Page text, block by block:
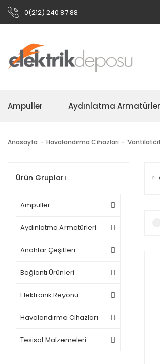
0(212) 240 87 88
Ampuller Aydınlatma
Anasayfa Havalandırma Cihazları
Ürün Grupları
Ampuller
Aydınlatma Armatürleri
Anahtar Çeşitleri
Bağlantı Ürünleri
Elektronik Reyonu
Havalandırma Cihazları
Tesisat Malzemeleri